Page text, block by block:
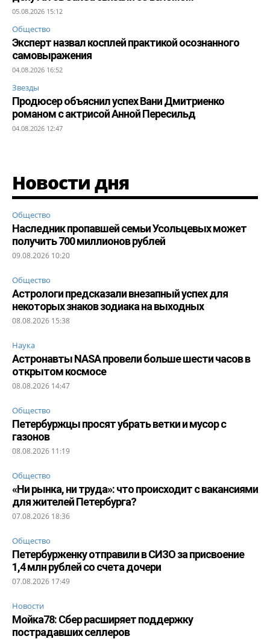
05.08.2026 15:12
Общество
Эксперт назвал косплей практикой осознанного
самовыражения
04.08.2026 16:52
Звезды
Продюсер объяснил успех Вани Дмитриенко
романом с актрисой Анной Пересильд
04.08.2026 12:47
Новости дня
Общество
Наследник пропавшей семьи Усольцевых может
получить 700 миллионов рублей
09.08.2026 10:20
Общество
Астрологи предсказали внезапный успех для
некоторых знаков зодиака на выходных
08.08.2026 15:38
Наука
Астронавты NASA провели больше шести часов в
открытом космосе
08.08.2026 14:47
Общество
Петербуржцы просят убрать ветки и мусор с
газонов
08.08.2026 11:19
Общество
«Ни рынка, ни труда»: что происходит с вакансиями
для жителей Петербурга?
07.08.2026 18:36
Общество
Петербурженку отправили в СИЗО за присвоение
1,4 млн рублей со счета дочери
07.08.2026 17:49
Новости
Мойка78: Сбер расширяет поддержку
пострадавших селлеров